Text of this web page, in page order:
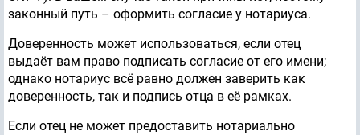
законный путь – оформить согласие у нотариуса.
Доверенность может использоваться, если отец
выдаёт вам право подписать согласие от его имени;
однако нотариус всё равно должен заверить как
доверенность, так и подпись отца в её рамках.
Если отец не может предоставить нотариально